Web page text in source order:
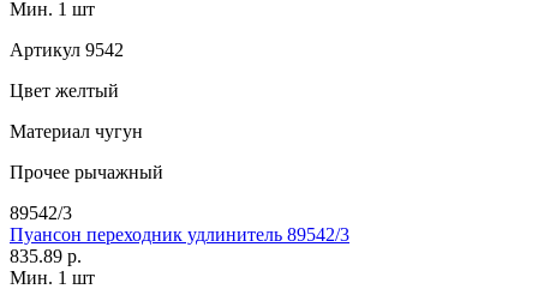
Мин. 1 шт
Артикул 9542
Цвет желтый
Материал чугун
Прочее рычажный
89542/3
Пуансон переходник удлинитель 89542/3
835.89 р.
Мин. 1 шт